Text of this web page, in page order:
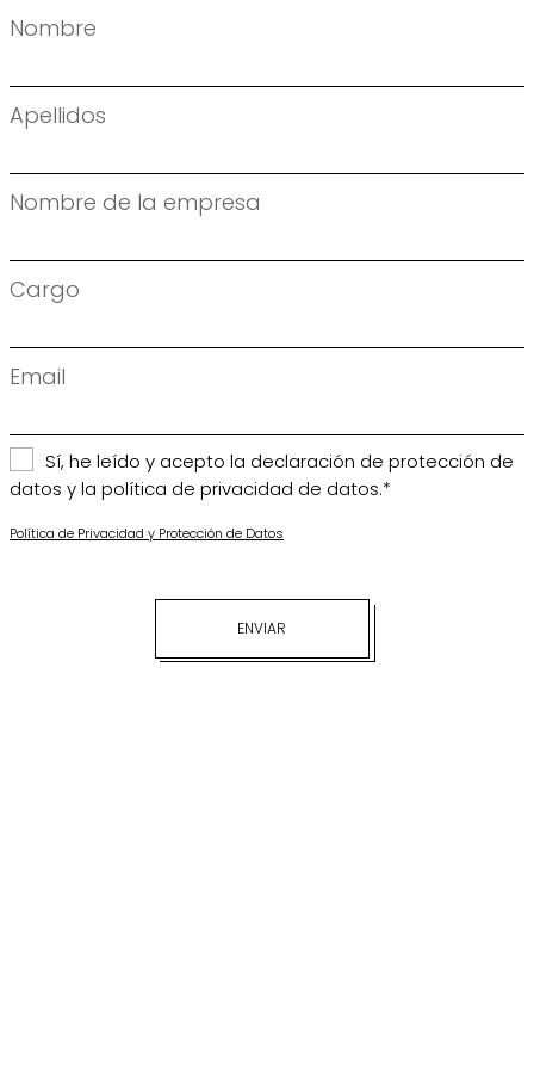
Nombre
Apellidos
Nombre de la empresa
Cargo
Email
Sí, he leído y acepto la declaración de protección de
datos y la política de privacidad de datos.*
Política de Privacidad y Protección de Datos